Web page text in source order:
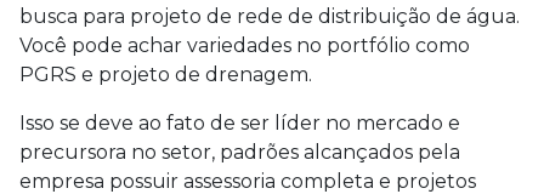
busca para projeto de rede de distribuição de água.
Você pode achar variedades no portfólio como
PGRS e projeto de drenagem.
Isso se deve ao fato de ser líder no mercado e
precursora no setor, padrões alcançados pela
empresa possuir assessoria completa e projetos